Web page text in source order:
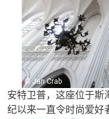
© Jan Crab
安特卫普，这座位于斯
纪以来一直令时尚爱好